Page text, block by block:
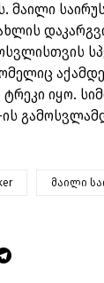
მაილი
იყო.
ის
მაილი